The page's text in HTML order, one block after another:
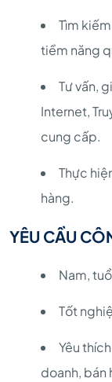
Tìm
tiềm năng
Tư vấn,
Internet,
cung cấp.
Thực
hàng.
YÊU CẦU
Nam,
Tốt
Yêu
doanh, bán